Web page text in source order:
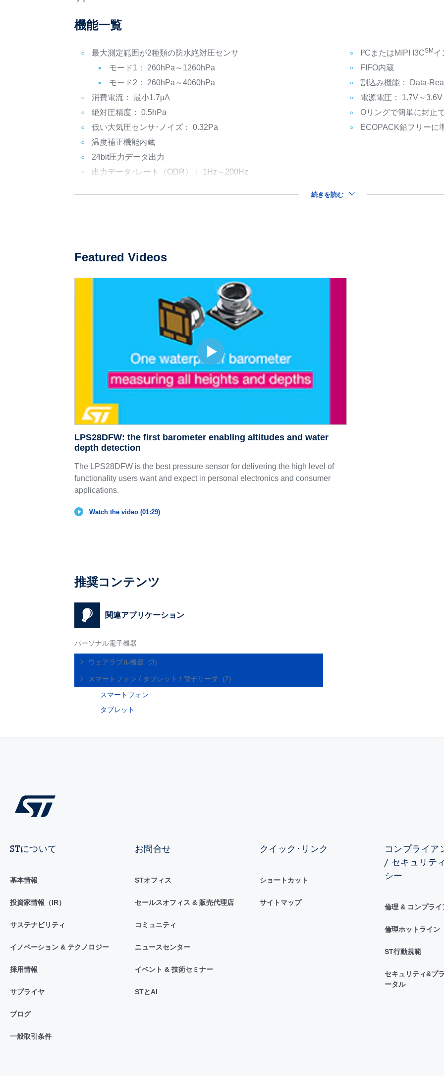
機能一覧
最大測定範囲が2種類の防水絶対圧センサ
モード1： 260hPa～1260hPa
モード2： 260hPa～4060hPa
消費電流： 最小1.7µA
絶対圧精度： 0.5hPa
低い大気圧センサ･ノイズ： 0.32Pa
温度補正機能内蔵
24bit圧力データ出力
出力データ･レート（ODR）： 1Hz～200Hz
I²CまたはMIPI I3CSM イ
FIFO内蔵
割込み機能： Data-
電源電圧： 1.7V～3.6V
Oリングで簡単に封止
ECOPACK鉛フリーに
続きを読む
Featured Videos
LPS28DFW: the first barometer enabling altitudes and water
depth detection
The LPS28DFW is the best pressure sensor for delivering the high level of
functionality users want and expect in personal electronics and consumer
applications.
Watch the video (01:29)
推奨コンテンツ
関連アプリケーション
パーソナル電子機器
ウェアラブル機器 (3)
スマートフォン / タブレット / 電子リーダ
(2)
スマートフォン
タブレット
STについて
基本情報
投資家情報（IR）
サステナビリティ
イノベーション & テクノロジー
採用情報
サプライヤ
ブログ
一般取引条件
お問合せ
STオフィス
セールスオフィス & 販売代理店
コミュニティ
ニュースセンター
イベント & 技術セミナー
STとAI
クイック･リンク
ショートカット
サイトマップ
コンプライア
/ セキュリテ
シー
倫理 & コンプライ
倫理ホットライン
ST行動規範
セキュリティ&プ
ータル